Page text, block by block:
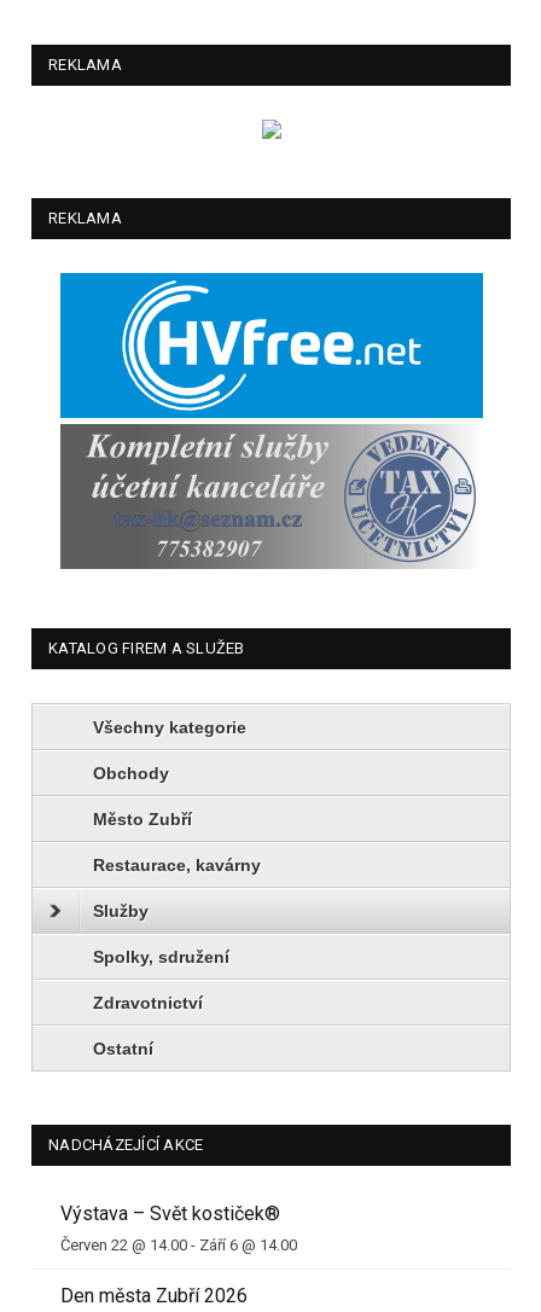
REKLAMA
REKLAMA
KATALOG FIREM A SLUŽEB
Všechny kategorie
Obchody
Město Zubří
Restaurace, kavárny
Služby
Spolky, sdružení
Zdravotnictví
Ostatní
NADCHÁZEJÍCÍ AKCE
Výstava – Svět kostiček®
Červen 22 @ 14.00 - Září 6 @ 14.00
Den města Zubří 2026